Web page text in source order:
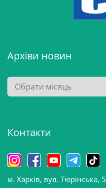
Архіви новин
А
р
в
н
о
в
Контакти
м. Харків, вул. Тюрінська, 5